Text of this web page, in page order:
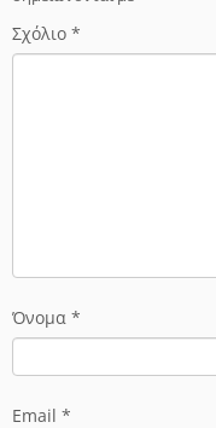
Σχόλιο *
Όνομα *
Email *